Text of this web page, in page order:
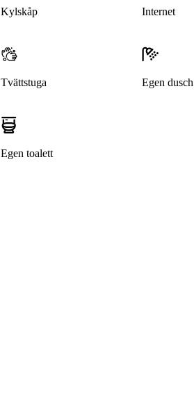
Kylskåp Internet
Tvättstuga Egen dusch
Egen toalett